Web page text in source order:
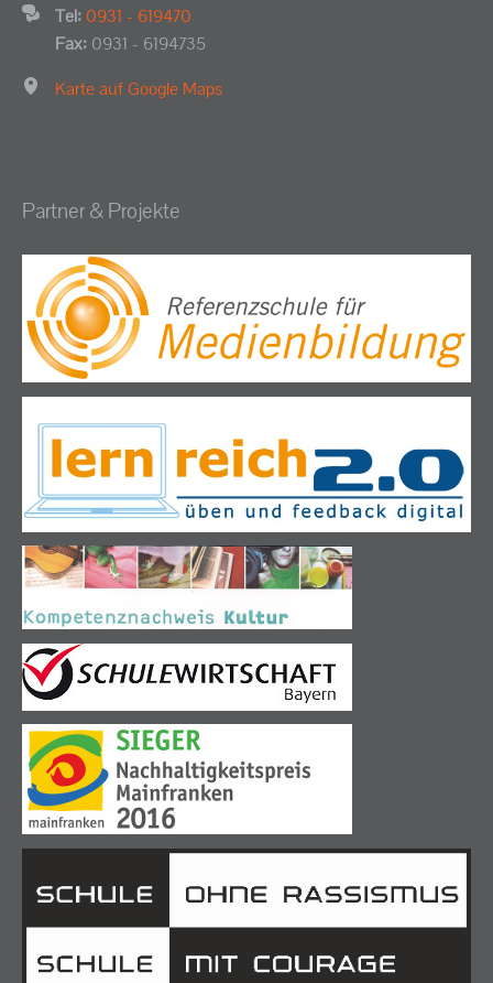
Tel: 0931 - 619470
Fax: 0931 - 6194735
Karte auf Google Maps
Partner & Projekte